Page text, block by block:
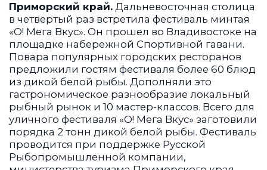
Приморский край. Дальневосточная столица
в четвертый раз встретила фестиваль минтая
«О! Мега Вкус». Он прошел во Владивостоке на
площадке набережной Спортивной гавани.
Повара популярных городских ресторанов
предложили гостям фестиваля более 60 блюд
из дикой белой рыбы. Дополняли это
гастрономическое разнообразие локальный
рыбный рынок и 10 мастер-классов. Всего для
уличного фестиваля «О! Мега Вкус» заготовили
порядка 2 тонн дикой белой рыбы. Фестиваль
проводится при поддержке Русской
Рыбопромышленной компании,